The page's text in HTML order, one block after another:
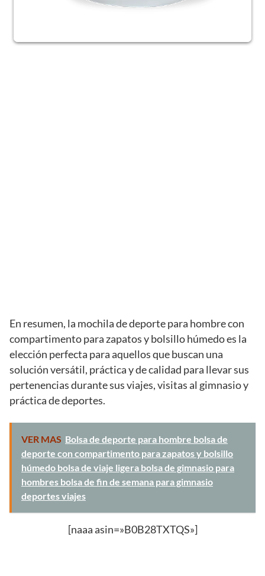
En resumen, la mochila de deporte para hombre con
compartimento para zapatos y bolsillo húmedo es la
elección perfecta para aquellos que buscan una
solución versátil, práctica y de calidad para llevar sus
pertenencias durante sus viajes, visitas al gimnasio y
práctica de deportes.
VER MAS Bolsa de deporte para hombre bolsa de
deporte con compartimento para zapatos y bolsillo
húmedo bolsa de viaje ligera bolsa de gimnasio para
hombres bolsa de fin de semana para gimnasio
deportes viajes
[naaa asin=»B0B28TXTQS»]